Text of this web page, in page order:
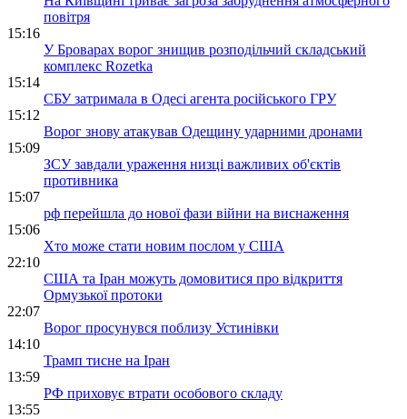
повітря
15:16
У Броварах ворог знищив розподільчий складський
комплекс Rozetka
15:14
СБУ затримала в Одесі агента російського ГРУ
15:12
Ворог знову атакував Одещину ударними дронами
15:09
ЗСУ завдали ураження низці важливих об'єктів
противника
15:07
рф перейшла до нової фази війни на виснаження
15:06
Хто може стати новим послом у США
22:10
США та Іран можуть домовитися про відкриття
Ормузької протоки
22:07
Ворог просунувся поблизу Устинівки
14:10
Трамп тисне на Іран
13:59
РФ приховує втрати особового складу
13:55